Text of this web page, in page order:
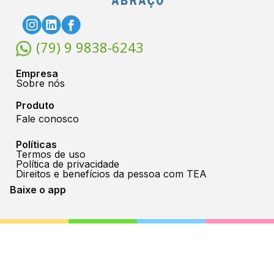
(79) 9 9838-6243
Empresa
Sobre nós
Produto
Fale conosco
Políticas
Termos de uso
Política de privacidade
Direitos e benefícios da pessoa com TEA
Baixe o app